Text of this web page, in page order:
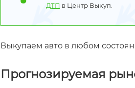
ДТП в Центр Выкуп.
Выкупаем авто в любом
Прогнозируемая